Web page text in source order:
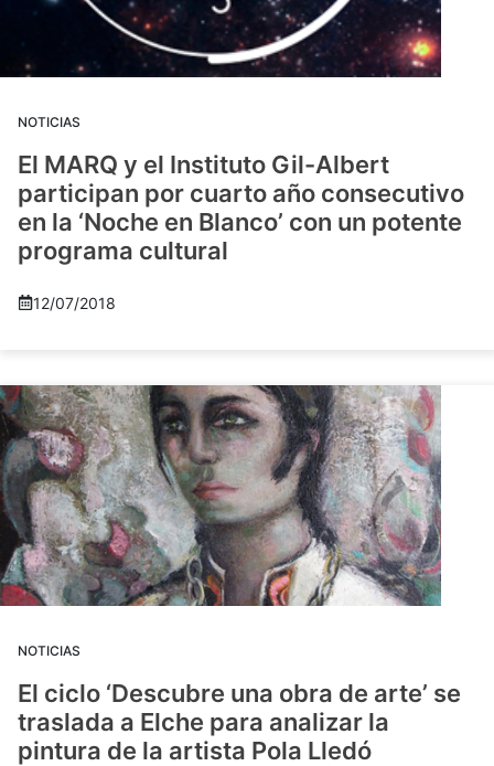
NOTICIAS
El MARQ y el Instituto Gil-Albert
participan por cuarto año consecutivo
en la ‘Noche en Blanco’ con un potente
programa cultural
12/07/2018
NOTICIAS
El ciclo ‘Descubre una obra de arte’ se
traslada a Elche para analizar la
pintura de la artista Pola Lledó